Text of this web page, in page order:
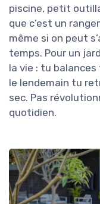
piscine, petit
que c’est un
même si on peut
temps. Pour un
la vie : tu
le lendemain tu
sec. Pas
quotidien.